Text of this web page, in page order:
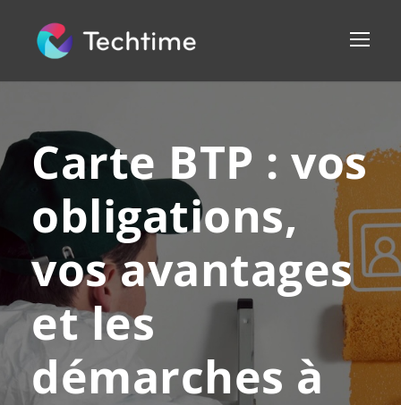
Carte BTP : vos
obligations,
vos avantages
et les
démarches à